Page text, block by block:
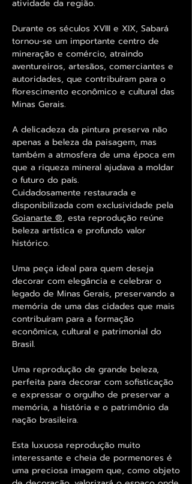
atividade da região.
Durante os séculos XVIII e XIX, Sabará
tornou-se um importante centro de
mineração e comércio, atraindo
aventureiros, artesãos, comerciantes e
autoridades, que contribuíram para o
florescimento econômico e cultural das
Minas Gerais.
A delicadeza da pintura preserva não
apenas a beleza da paisagem, mas
também a atmosfera de uma época em
que a riqueza mineral ajudava a moldar
o futuro do país.
Cuidadosamente restaurada e
disponibilizada com exclusividade pela
Goianarte ®, esta reprodução reúne
beleza artística e profundo valor
histórico.
Uma peça ideal para quem deseja
decorar com elegância e celebrar o
legado de Minas Gerais, preservando a
memória de uma das cidades que mais
contribuíram para a formação
econômica, cultural e patrimonial do
Brasil.
Uma reprodução de grande beleza,
perfeita para decorar com sofisticação
e expressar o orgulho de preservar a
memória, a história e o patrimônio da
nação brasileira.
Esta luxuosa reprodução muito
interessante e cheia de pormenores é
uma preciosa imagem que, como objeto